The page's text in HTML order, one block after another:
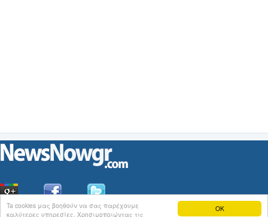
OK
Ta cookies μας βοηθούν να σας παρέχουμε
καλύτερες υπηρεσίες. Χρησιμοποιώντας τις